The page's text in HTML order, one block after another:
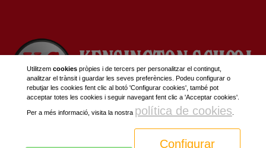
Política de Privacitat
Avís Legal
Utilitzem cookiespròpies i de tercers per personalitzar el contingut,
analitzar el trànsit i guardar les seves preferències. Podeu configurar o
rebutjar les cookies fent clic al botó 'Configurar cookies', també pot
acceptar totes les cookies i seguir navegant fent clic a 'Acceptar cookies'.
Per a més informació, visita la nostra política de cookies
Configurar